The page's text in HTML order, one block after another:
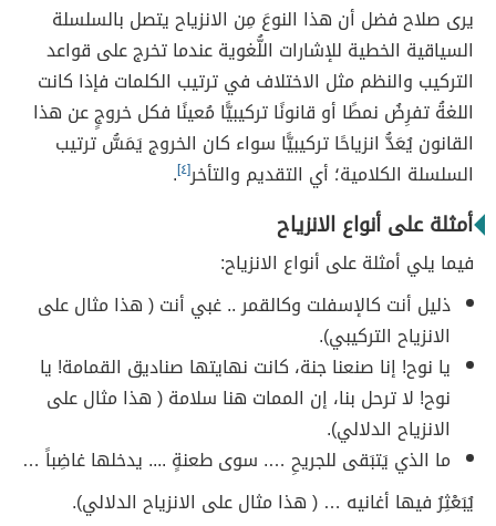
يرى صلاح فضل أن هذا النوعَ مِن الانزياح يتصل بالسلسلة
السياقية الخطية للإشارات اللُّغوية عندما تخرج على قواعد
التركيب والنظم مثل الاختلاف في ترتيب الكلمات فإذا كانت
اللغةُ تفرِضُ نمطًا أو قانونًا تركيبيًّا مُعينًا فكل خروجٍ عن هذا
القانون يُعَدُّ انزياحًا تركيبيًّا سواء كان الخروج يَمَسُّ ترتيب
السلسلة الكلامية؛ أي التقديم والتأخر[٤] .
أمثلة على أنواع الانزياح
فيما يلي أمثلة على أنواع الانزياح:
ذليل أنت كالإسفلت وكالقمر .. غبي أنت ( هذا مثال على
الانزياح التركيبي).
يا نوح! إنا صنعنا جنة، كانت نهايتها صناديق القمامة! يا
نوح! لا ترحل بنا، إن الممات هنا سلامة ( هذا مثال على
الانزياح الدلالي).
ما الذي يَتبَقى للجريحِ …. سوى طعنةٍ .... يدخلها غاضِباً …
يُبَعْثِرُ فيها أغانيه … ( هذا مثال على الانزياح الدلالي).